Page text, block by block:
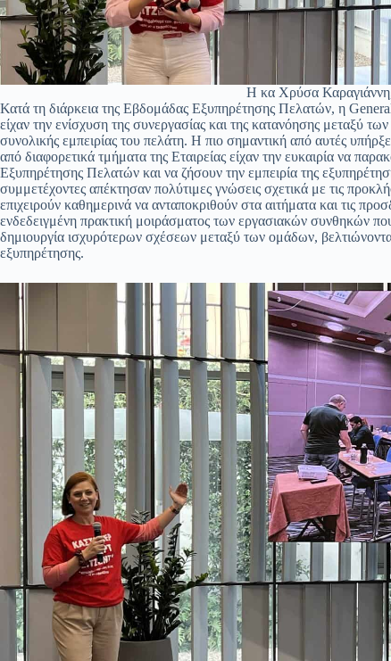
Η κα Χρύσα
Κατά τη διάρκεια της Εβδομάδας Εξυπηρέτησης Πελατών, η
είχαν την ενίσχυση της συνεργασίας και της κατανόησης μεταξύ
συνολικής εμπειρίας του πελάτη. Η πιο σημαντική από αυτές
από διαφορετικά τμήματα της Εταιρείας είχαν την ευκαιρία να
Εξυπηρέτησης Πελατών και να ζήσουν την εμπειρία της
συμμετέχοντες απέκτησαν πολύτιμες γνώσεις σχετικά με τις
επιχειρούν καθημερινά να ανταποκριθούν στα αιτήματα και τις
ενδεδειγμένη πρακτική μοιράσματος των εργασιακών συνθηκών
δημιουργία ισχυρότερων σχέσεων μεταξύ των ομάδων,
εξυπηρέτησης.